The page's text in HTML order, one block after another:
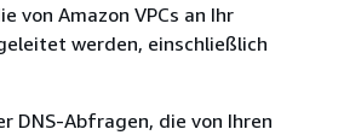
von Amazon VPCs an Ihr
werden, einschließlich
DNS-Abfragen, die von Ihren